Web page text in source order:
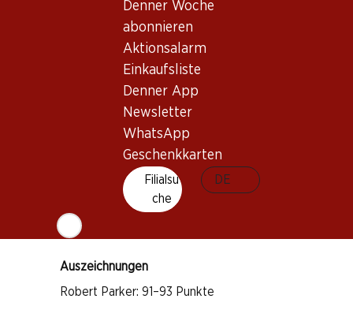
Denner Woche
abonnieren
Aktionsalarm
Einkaufsliste
Denner App
Newsletter
WhatsApp
Geschenkkarten
Filialsu
che
DE
Wissenswertes
Auszeichnungen
Robert Parker: 91–93 Punkte